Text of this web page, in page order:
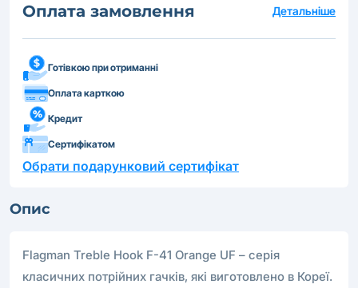
Оплата замовлення Детальніше
Готівкою при отриманні
Оплата карткою
Кредит
Сертифікатом
Обрати подарунковий сертифікат
Опис
Flagman Treble Hook F-41 Orange UF – серія
класичних потрійних гачків, які виготовлено в Кореї.